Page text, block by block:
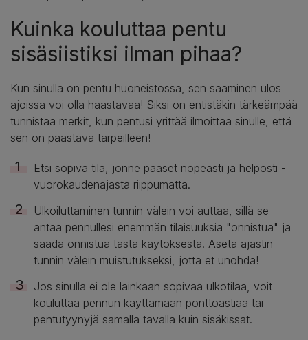
Kuinka kouluttaa pentu
sisäsiistiksi ilman pihaa?
Kun sinulla on pentu huoneistossa, sen saaminen ulos
ajoissa voi olla haastavaa! Siksi on entistäkin tärkeämpää
tunnistaa merkit, kun pentusi yrittää ilmoittaa sinulle, että
sen on päästävä tarpeilleen!
Etsi sopiva tila, jonne pääset nopeasti ja helposti -
vuorokaudenajasta riippumatta.
Ulkoiluttaminen tunnin välein voi auttaa, sillä se
antaa pennullesi enemmän tilaisuuksia "onnistua" ja
saada onnistua tästä käytöksestä. Aseta ajastin
tunnin välein muistutukseksi, jotta et unohda!
Jos sinulla ei ole lainkaan sopivaa ulkotilaa, voit
kouluttaa pennun käyttämään pönttöastiaa tai
pentutyynyjä samalla tavalla kuin sisäkissat.